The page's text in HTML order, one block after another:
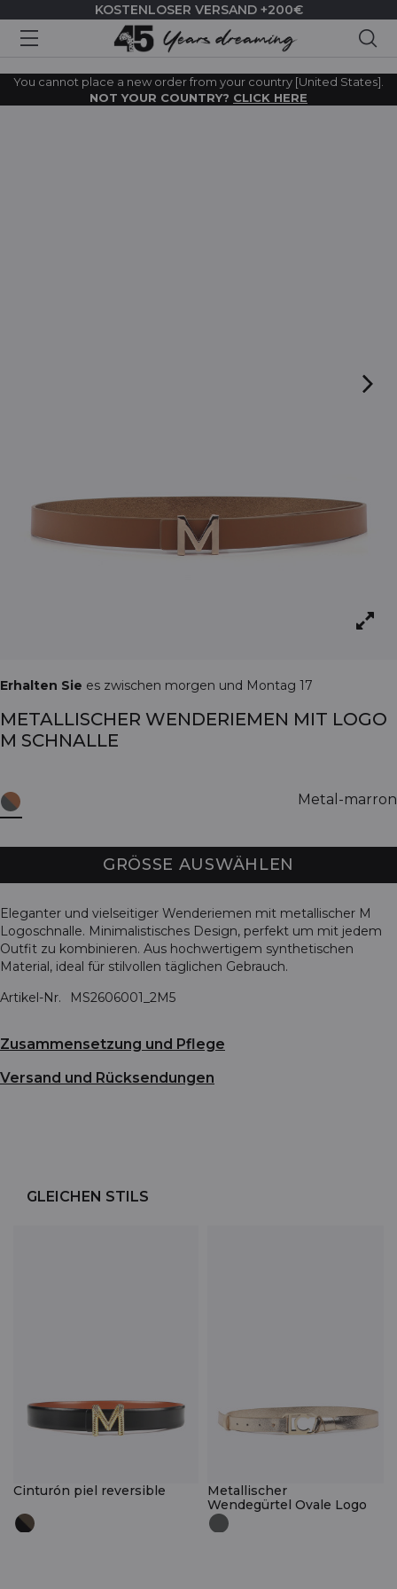
KOSTENLOSER VERSAND +200€
You cannot place a new order from your country [United States].
NOT YOUR COUNTRY? CLICK HERE
Erhalten Sie es zwischen morgen und Montag 17
METALLISCHER WENDERIEMEN MIT LOGO
M SCHNALLE
Metal-marron
GRÖSSE AUSWÄHLEN
Eleganter und vielseitiger Wenderiemen mit metallischer M
Logoschnalle. Minimalistisches Design, perfekt um mit jedem
Outfit zu kombinieren. Aus hochwertigem synthetischen
Material, ideal für stilvollen täglichen Gebrauch.
Artikel-Nr.
MS2606001_2M5
Zusammensetzung und Pflege
Versand und Rücksendungen
GLEICHEN STILS
Cinturón piel reversible
Metallischer
Wendegürtel Ovale Logo